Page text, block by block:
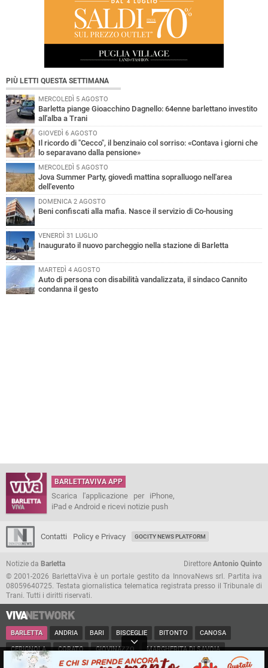
PIÙ LETTI QUESTA SETTIMANA
MERCOLEDÌ 5 AGOSTO
Barletta piange Gioacchino Dagnello: 64enne barlettano investito
all'alba a Trani
GIOVEDÌ 6 AGOSTO
Il ricordo di "Cecco", il benzinaio col sorriso: «Contava i giorni che
lo separavano dalla pensione»
MERCOLEDÌ 5 AGOSTO
Jova Summer Party, giovedì mattina sopralluogo nell'area
dell'evento
DOMENICA 2 AGOSTO
Beni confiscati alla mafia. Nasce il servizio di Co-housing
VENERDÌ 31 LUGLIO
Inaugurato il nuovo parcheggio nella stazione di Barletta
MARTEDÌ 4 AGOSTO
Auto di persona con disabilità vandalizzata, il sindaco Cannito
condanna il gesto
BARLETTAVIVA APP
Scarica l'applicazione per iPhone,
iPad e Android e ricevi notizie push
Contatti Policy e Privacy GOCITY NEWS PLATFORM
Notizie da Barletta Direttore Antonio Quinto
© 2001-2026 BarlettaViva è un portale gestito da InnovaNews srl. Partita iva
08059640725. Testata giornalistica telematica registrata presso il Tribunale di
Trani. Tutti i diritti riservati.
BARLETTA ANDRIA BARI BISCEGLIE BITONTO CANOSA
CERIGNOLA CORATO GIOVINAZZO MARGHERITA DI SAVOIA
MINERVINO MODUGNO MOLFETTA PUGLIA RUVO